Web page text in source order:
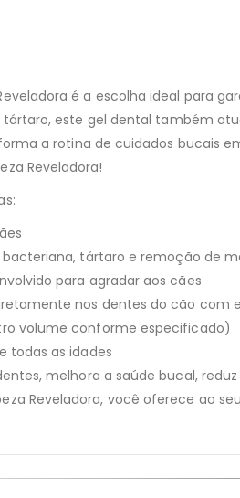
é a escolha ideal para
este gel dental também
a rotina de cuidados bucais
Reveladora!
bacteriana, tártaro e remoção de
para agradar aos cães
nos dentes do cão
volume conforme especificado)
todas as idades
melhora a saúde bucal,
Reveladora, você oferece ao